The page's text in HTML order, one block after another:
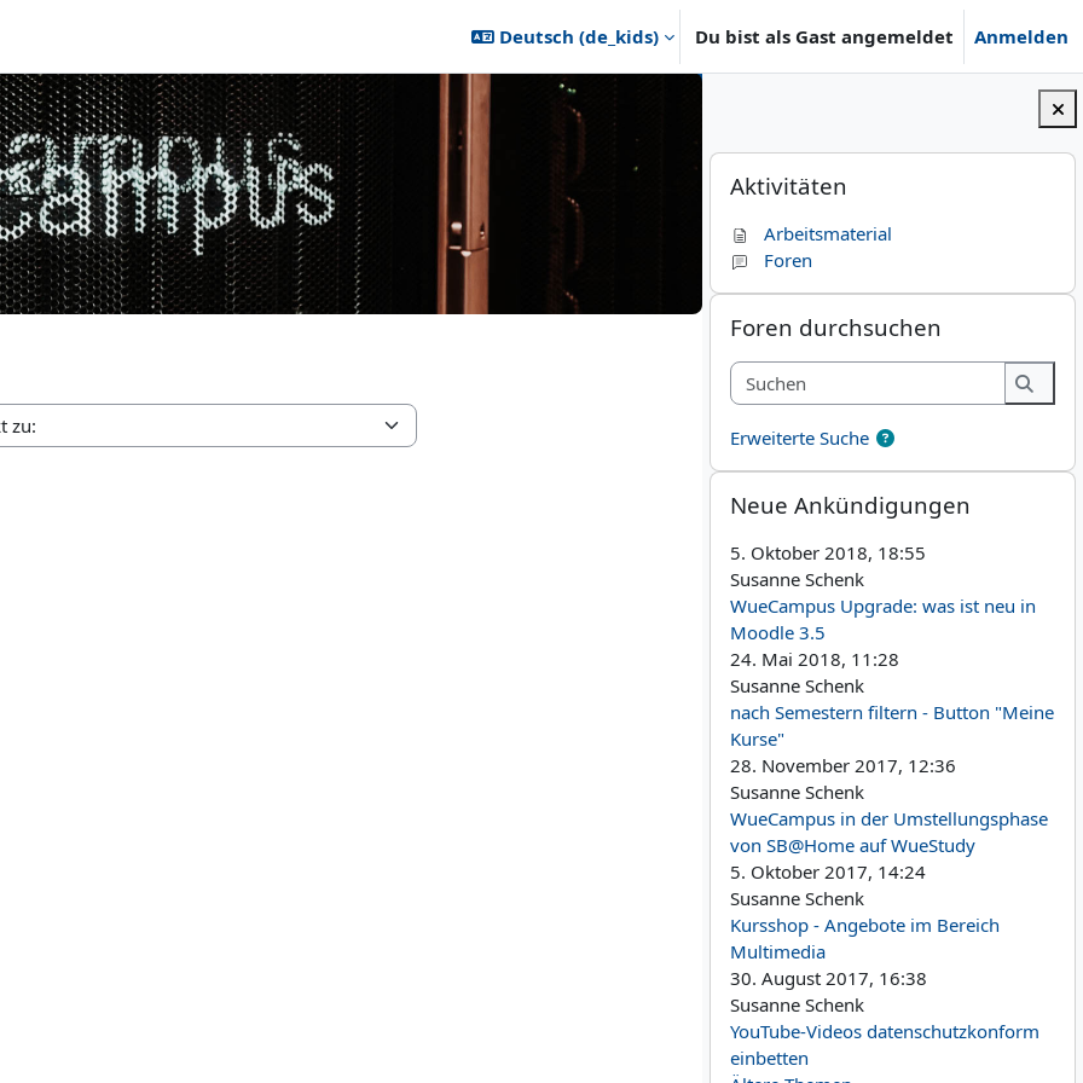
Deutsch ‎(de_kids)‎ Du bist als Gast angemeldet Anmelden
Blöcke
Aktivitäten überspringen
Aktivitäten
Arbeitsmaterial
Foren
Foren durchsuchen überspringen
Foren durchsuchen
Suchen
Erweiterte Suche
Neue Ankündigungen überspringen
Neue Ankündigungen
5. Oktober 2018, 18:55
Susanne Schenk
WueCampus Upgrade: was ist neu in
Moodle 3.5
24. Mai 2018, 11:28
Susanne Schenk
nach Semestern filtern - Button "Meine
Kurse"
28. November 2017, 12:36
Susanne Schenk
WueCampus in der Umstellungsphase
von SB@Home auf WueStudy
5. Oktober 2017, 14:24
Susanne Schenk
Kursshop - Angebote im Bereich
Multimedia
30. August 2017, 16:38
Susanne Schenk
YouTube-Videos datenschutzkonform
einbetten
Hilfe